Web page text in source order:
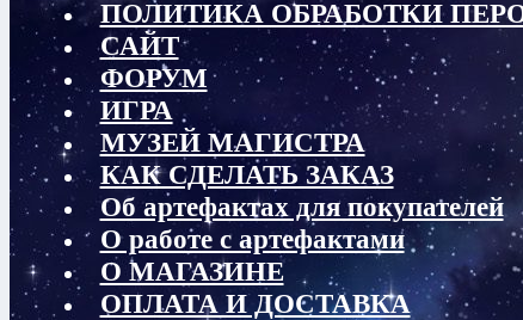
ПОЛИТИКА ОБРАБОТКИ
САЙТ
ФОРУМ
ИГРА
МУЗЕЙ МАГИСТРА
КАК СДЕЛАТЬ ЗАКАЗ
Об артефактах для покупателей
О работе с артефактами
О МАГАЗИНЕ
ОПЛАТА И ДОСТАВКА